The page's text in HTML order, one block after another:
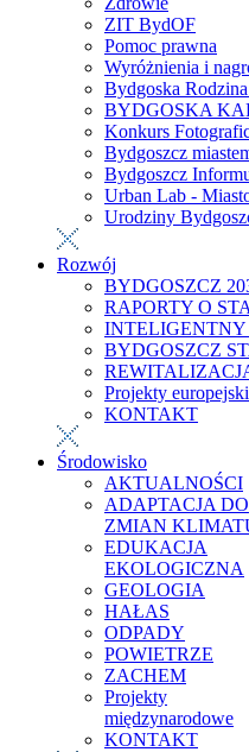
ZIT BydOF
Pomoc prawna
Wyróżnienia i
Bydgoska
BYDGOSKA
Konkurs
Bydgoszcz
Bydgoszcz
Urban Lab -
Urodziny
Rozwój
BYDGOSZCZ
RAPORTY O
INTELIGENTNY
BYDGOSZCZ
Projekty
KONTAKT
Środowisko
AKTUALNOŚCI
ADAPTACJA DO
ZMIAN
EDUKACJA
EKOLOGICZNA
GEOLOGIA
HAŁAS
ODPADY
POWIETRZE
ZACHEM
Projekty
międzynarodowe
KONTAKT